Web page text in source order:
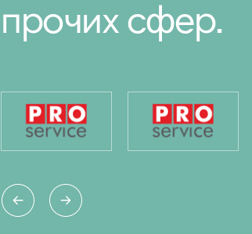
прочих сфер.